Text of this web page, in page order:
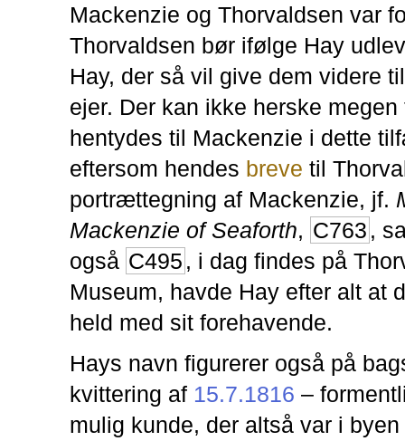
Mackenzie og Thorvaldsen var
Thorvaldsen bør ifølge Hay
Hay, der så vil give dem videre
ejer. Der kan ikke herske
hentydes til Mackenzie i dette
eftersom hendes breve til
portrættegning af Mackenzie, jf.
Mackenzie of Seaforth, C763 ,
også C495 , i dag findes på
Museum, havde Hay efter alt at
held med sit forehavende.
Hays navn figurerer også på
kvittering af 15.7.1816 –
mulig kunde, der altså var i